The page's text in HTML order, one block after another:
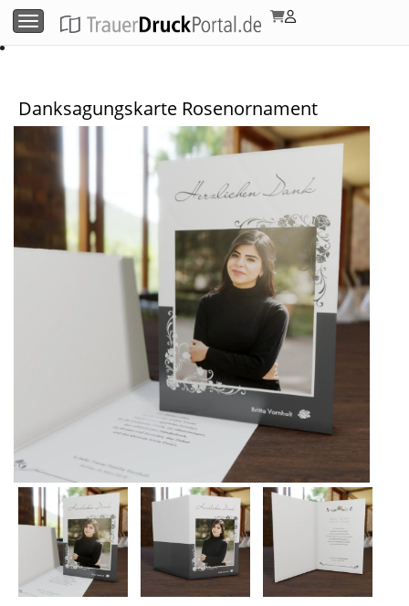
Menü umschalten
Danksagungskarte Rosenornament